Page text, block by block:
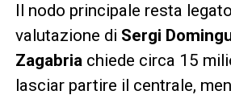
Il nodo principale resta
valutazione di Sergi
Zagabriachiede circa 15
lasciar partire il centrale,